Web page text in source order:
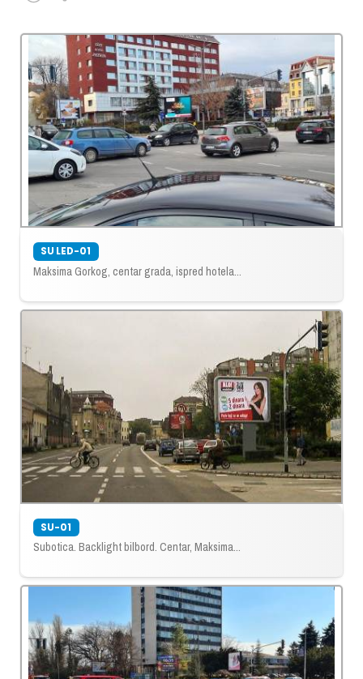
SU LED-01
Maksima Gorkog, centar grada, ispred hotela...
SU-01
Subotica. Backlight bilbord. Centar, Maksima...